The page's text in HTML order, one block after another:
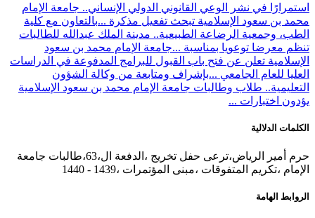
استمرارًا في نشر الوعي القانوني الدولي الإنساني.. جامعة الإمام
محمد بن سعود الإسلامية تبحث تفعيل مذكرة ...بالتعاون مع كلية
الطب، وجمعية الرضاعة الطبيعية.. مدينة الملك عبدالله للطالبات
تنظم معرضا توعويا بمناسبة ...جامعة الإمام محمد بن سعود
الإسلامية تعلن عن فتح باب القبول للبرامج المدفوعة في الدراسات
العليا للعام الجامعي ...بإشراف ومتابعة من وكالة الشؤون
التعليمية.. طلاب وطالبات جامعة الإمام محمد بن سعود الإسلامية
يؤدون اختبارات ...
الكلمات الدلالية
حرم أمير الرياض،ترعى حفل تخريج ،الدفعة ال،63،طالبات جامعة
الإمام ،تكريم المتفوقات ،مبنى المؤتمرات ،1439 - 1440
الروابط الهامة